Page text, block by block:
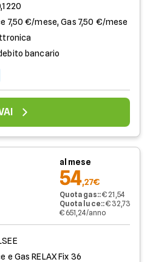
7,50 €/mese, Gas 7,50 €/mese
bancario
al mese
54,27€
Quota gas::€ 21,54
Quota luce::€ 32,73
€ 651,24/anno
e Gas RELAX Fix 36